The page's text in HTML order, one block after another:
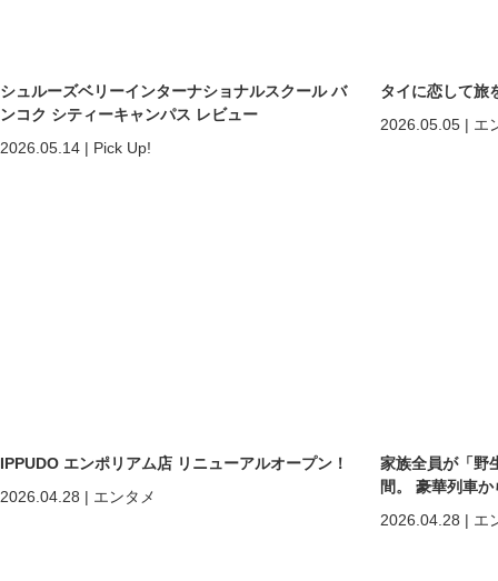
シュルーズベリーインターナショナルスクール バ
ンコク シティーキャンパス レビュー
2026.05.14 | Pick Up!
タイに恋して旅
2026.05.05 | エ
IPPUDO エンポリアム店 リニューアルオープン！
2026.04.28 | エンタメ
家族全員が「野
間。 豪華列車
2026.04.28 | エ